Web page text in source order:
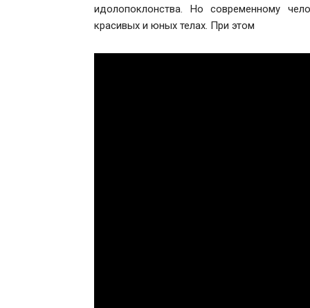
идолопоклонства. Но современному
красивых и юных телах. При этом